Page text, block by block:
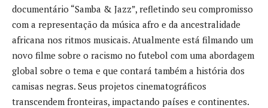
documentário “Samba & Jazz”, refletindo seu compromisso
com a representação da música afro e da ancestralidade
africana nos ritmos musicais. Atualmente está filmando um
novo filme sobre o racismo no futebol com uma abordagem
global sobre o tema e que contará também a história dos
camisas negras. Seus projetos cinematográficos
transcendem fronteiras, impactando países e continentes.